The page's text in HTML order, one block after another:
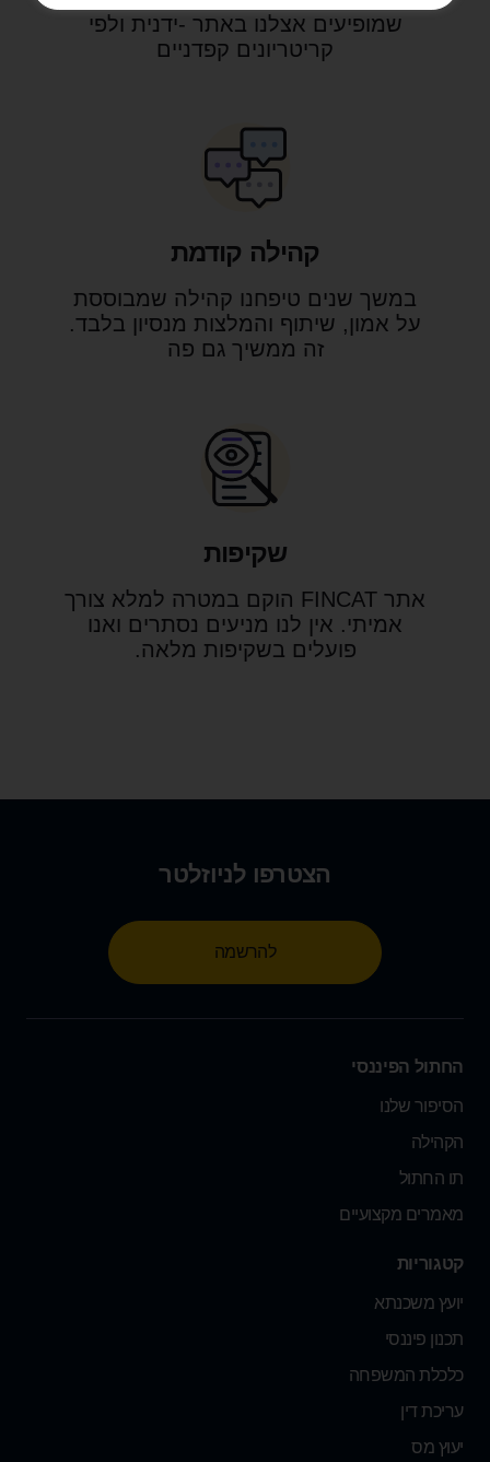
שמופיעים אצלנו באתר -ידנית ולפי
קריטריונים קפדניים
קהילה קודמת
במשך שנים טיפחנו קהילה שמבוססת
על אמון, שיתוף והמלצות מנסיון בלבד.
זה ממשיך גם פה
שקיפות
אתר FINCAT הוקם במטרה למלא צורך
אמיתי. אין לנו מניעים נסתרים ואנו
פועלים בשקיפות מלאה.
הצטרפו לניוזלטר
להרשמה
החתול הפיננסי
הסיפור שלנו
הקהילה
תו החתול
מאמרים מקצועיים
קטגוריות
יועץ משכנתא
תכנון פיננסי
כלכלת המשפחה
עריכת דין
יעוץ מס